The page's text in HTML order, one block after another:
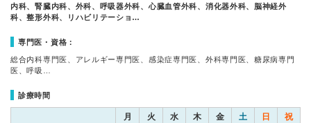
内科、腎臓内科、外科、呼吸器外科、心臓血管外科、消化器外科、脳神経外
科、整形外科、リハビリテーショ…
専門医・資格：
総合内科専門医、アレルギー専門医、感染症専門医、外科専門医、糖尿病専門
医、呼吸…
診療時間
月 火 水 木 金 土 日 祝